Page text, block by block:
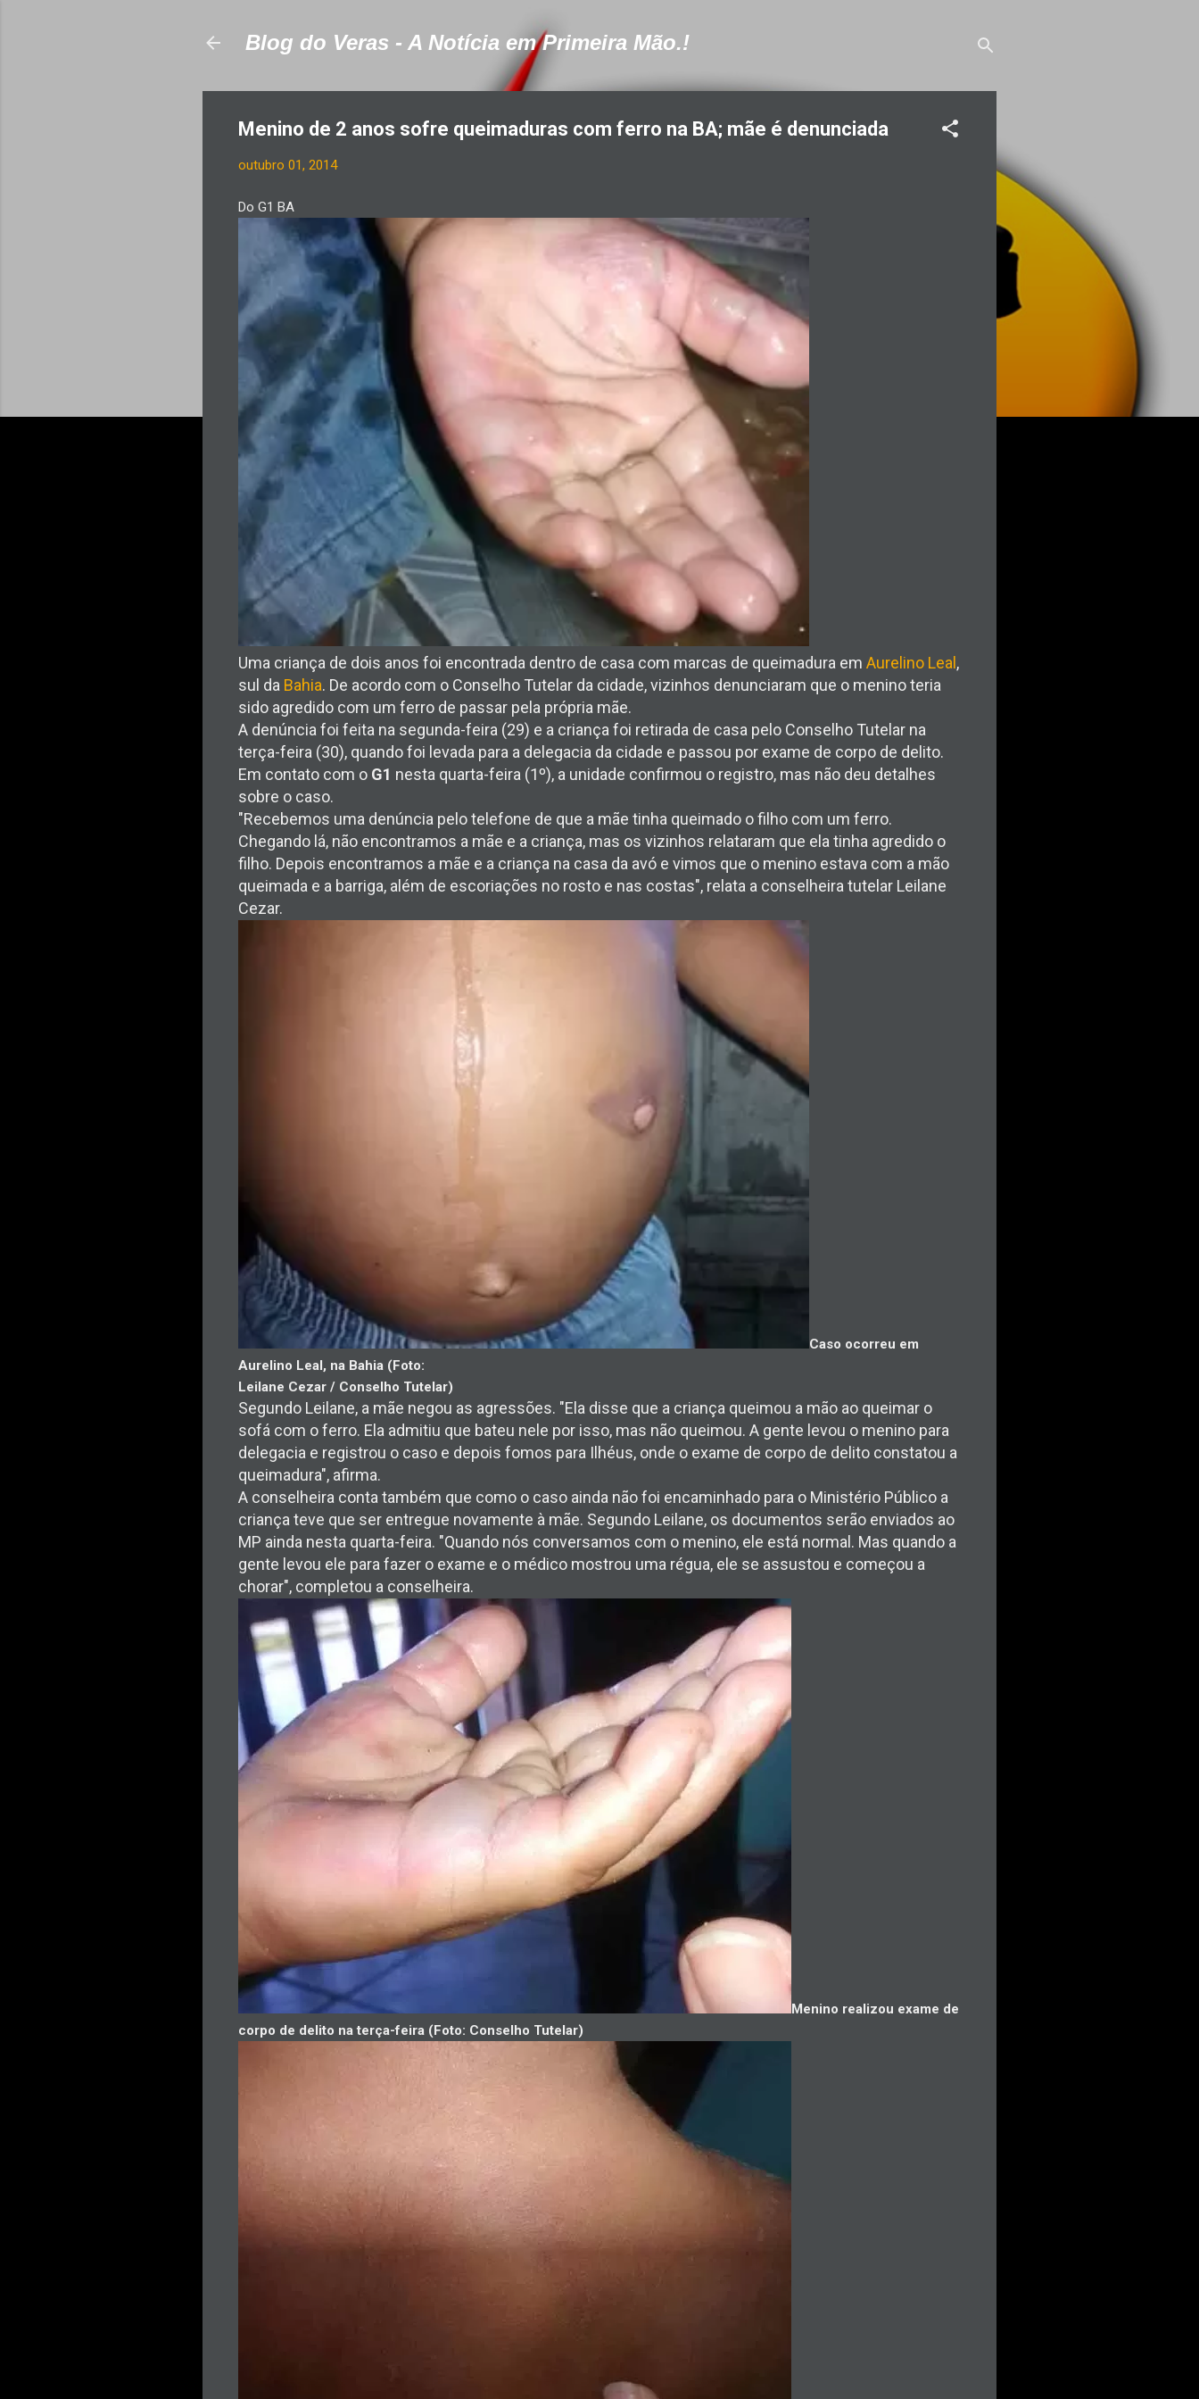
Blog do Veras - A Notícia em Primeira Mão.!
Menino de 2 anos sofre queimaduras com ferro na BA; mãe é denunciada
outubro 01, 2014
Do G1 BA
Uma criança de dois anos foi encontrada dentro de casa com marcas de queimadura em Aurelino Leal,
sul da Bahia. De acordo com o Conselho Tutelar da cidade, vizinhos denunciaram que o menino teria
sido agredido com um ferro de passar pela própria mãe.
A denúncia foi feita na segunda-feira (29) e a criança foi retirada de casa pelo Conselho Tutelar na
terça-feira (30), quando foi levada para a delegacia da cidade e passou por exame de corpo de delito.
Em contato com o G1 nesta quarta-feira (1º), a unidade confirmou o registro, mas não deu detalhes
sobre o caso.
"Recebemos uma denúncia pelo telefone de que a mãe tinha queimado o filho com um ferro.
Chegando lá, não encontramos a mãe e a criança, mas os vizinhos relataram que ela tinha agredido o
filho. Depois encontramos a mãe e a criança na casa da avó e vimos que o menino estava com a mão
queimada e a barriga, além de escoriações no rosto e nas costas", relata a conselheira tutelar Leilane
Cezar.
Caso ocorreu em
Aurelino Leal, na Bahia (Foto:
Leilane Cezar / Conselho Tutelar)
Segundo Leilane, a mãe negou as agressões. "Ela disse que a criança queimou a mão ao queimar o
sofá com o ferro. Ela admitiu que bateu nele por isso, mas não queimou. A gente levou o menino para
delegacia e registrou o caso e depois fomos para Ilhéus, onde o exame de corpo de delito constatou a
queimadura", afirma.
A conselheira conta também que como o caso ainda não foi encaminhado para o Ministério Público a
criança teve que ser entregue novamente à mãe. Segundo Leilane, os documentos serão enviados ao
MP ainda nesta quarta-feira. "Quando nós conversamos com o menino, ele está normal. Mas quando a
gente levou ele para fazer o exame e o médico mostrou uma régua, ele se assustou e começou a
chorar", completou a conselheira.
Menino realizou exame de
corpo de delito na terça-feira (Foto: Conselho Tutelar)